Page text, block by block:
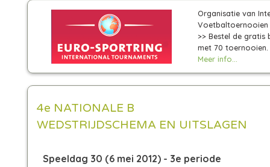
Organisatie van
Voetbaltoernooien
>> Bestel de gratis
met 70
Meer info...
4e NATIONALE B
WEDSTRIJDSCHEMA EN UITSLAGEN
Speeldag 30 (6 mei 2012) - 3e periode